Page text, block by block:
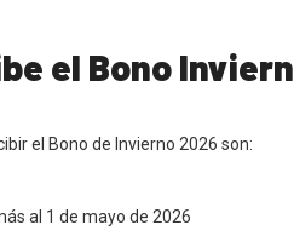
el Bono
el Bono de Invierno 2026 son:
al 1 de mayo de 2026